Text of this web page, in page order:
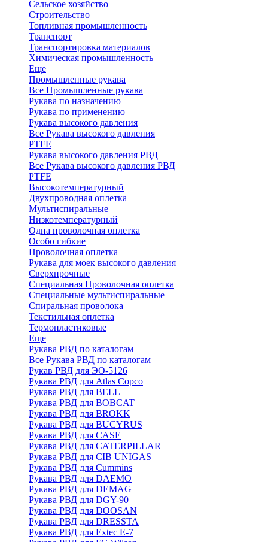
Сельское хозяйство
Строительство
Топливная промышленность
Транспорт
Транспортировка материалов
Химическая промышленность
Еще
Промышленные рукава
Все Промышленные рукава
Рукава по назначению
Рукава по применению
Рукава высокого давления
Все Рукава высокого давления
PTFE
Рукава высокого давления РВД
Все Рукава высокого давления РВД
PTFE
Высокотемпературный
Двухпроводная оплетка
Мультиспиральные
Низкотемпературный
Одна проволочная оплетка
Особо гибкие
Проволочная оплетка
Рукава для моек высокого давления
Сверхпрочные
Специальная Проволочная оплетка
Специальные мультиспиральные
Спиральная проволока
Текстильная оплетка
Термопластиковые
Еще
Рукава РВД по каталогам
Все Рукава РВД по каталогам
Рукав РВД для ЭО-5126
Рукава РВД для Atlas Copco
Рукава РВД для BELL
Рукава РВД для BOBCAT
Рукава РВД для BROKK
Рукава РВД для BUCYRUS
Рукава РВД для CASE
Рукава РВД для CATERPILLAR
Рукава РВД для CIB UNIGAS
Рукава РВД для Cummins
Рукава РВД для DAEMO
Рукава РВД для DEMAG
Рукава РВД для DGY-90
Рукава РВД для DOOSAN
Рукава РВД для DRESSTA
Рукава РВД для Extec E-7